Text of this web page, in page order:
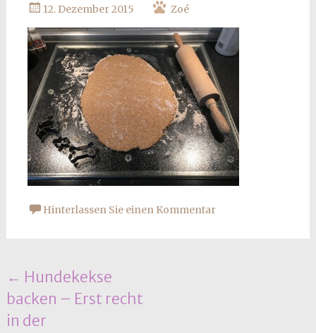
12. Dezember 2015 Zoé
Hinterlassen Sie einen Kommentar
Beitrags
Navigation
← Hundekekse
backen – Erst recht
in der